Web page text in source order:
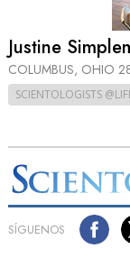
Justine
COLUMBUS, OHIO
SCIENTOLOGISTS
SÍGUENOS